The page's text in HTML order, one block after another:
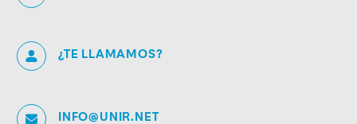
¿TE LLAMAMOS?
INFO@UNIR.NET